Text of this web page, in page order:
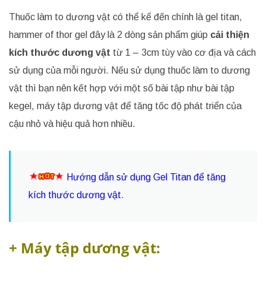
Thuốc làm to dương vật có thể kể đến chính là gel titan,
hammer of thor gel đây là 2 dòng sản phẩm giúp cải thiện
kích thước dương vật từ 1 – 3cm tùy vào cơ địa và cách
sử dụng của mỗi người. Nếu sử dụng thuốc làm to dương
vật thì bạn nên kết hợp với một số bài tập như bài tập
kegel, máy tập dương vật để tăng tốc độ phát triển của
cậu nhỏ và hiệu quả hơn nhiều.
Hướng dẫn sử dụng Gel Titan để tăng
kích thước dương vật.
+ Máy tập dương vật: